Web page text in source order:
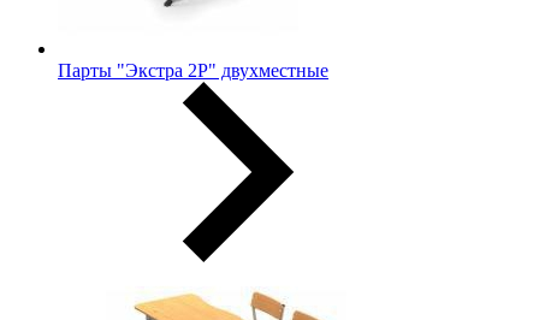
Парты "Экстра 2Р" двухместные